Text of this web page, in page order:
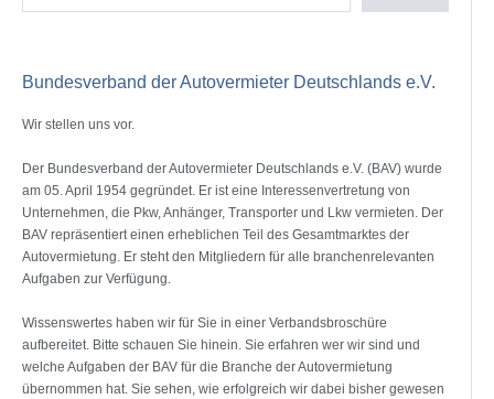
Bundesverband der Autovermieter Deutschlands e.V.
Wir stellen uns vor.
Der Bundesverband der Autovermieter Deutschlands e.V. (BAV) wurde
am 05. April 1954 gegründet. Er ist eine Interessenvertretung von
Unternehmen, die Pkw, Anhänger, Transporter und Lkw vermieten. Der
BAV repräsentiert einen erheblichen Teil des Gesamtmarktes der
Autovermietung. Er steht den Mitgliedern für alle branchenrelevanten
Aufgaben zur Verfügung.
Wissenswertes haben wir für Sie in einer Verbandsbroschüre
aufbereitet. Bitte schauen Sie hinein. Sie erfahren wer wir sind und
welche Aufgaben der BAV für die Branche der Autovermietung
übernommen hat. Sie sehen, wie erfolgreich wir dabei bisher gewesen